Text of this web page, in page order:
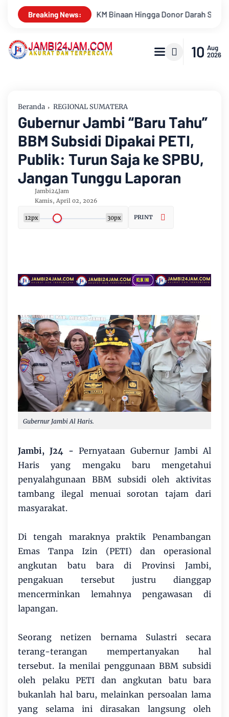
Breaking News:
Donor Darah Semarakkan HUT RI Ke-81 Di PTPN IV Regional IV
10 Aug
2026
Beranda REGIONAL SUMATERA
Gubernur Jambi “Baru Tahu”
BBM Subsidi Dipakai PETI,
Publik: Turun Saja ke SPBU,
Jangan Tunggu Laporan
Jambi24Jam
Kamis, April 02, 2026
12px 30px PRINT
Gubernur Jambi Al Haris.
Jambi, J24 - Pernyataan Gubernur Jambi Al
Haris yang mengaku baru mengetahui
penyalahgunaan BBM subsidi oleh aktivitas
tambang ilegal menuai sorotan tajam dari
masyarakat.
Di tengah maraknya praktik Penambangan
Emas Tanpa Izin (PETI) dan operasional
angkutan batu bara di Provinsi Jambi,
pengakuan tersebut justru dianggap
mencerminkan lemahnya pengawasan di
lapangan.
Seorang netizen bernama Sulastri secara
terang-terangan mempertanyakan hal
tersebut. Ia menilai penggunaan BBM subsidi
oleh pelaku PETI dan angkutan batu bara
bukanlah hal baru, melainkan persoalan lama
yang selama ini dirasakan langsung oleh